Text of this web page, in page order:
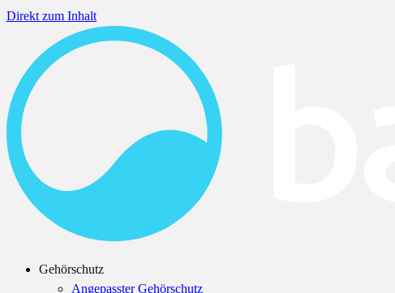
Direkt zum Inhalt
Gehörschutz
Angepasster Gehörschutz